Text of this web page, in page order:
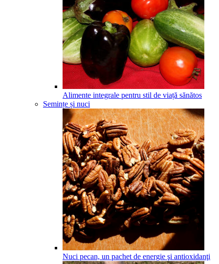
Alimente integrale pentru stil de viață sănătos
Semințe și nuci
Nuci pecan, un pachet de energie şi antioxidanţi